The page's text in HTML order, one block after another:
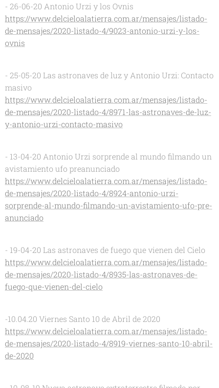
- 26-06-20 Antonio Urzi y los Ovnis
https://www.delcieloalatierra.com.ar/mensajes/listado-
de-mensajes/2020-listado-4/9023-antonio-urzi-y-los-
ovnis
- 25-05-20 Las astronaves de luz y Antonio Urzi: Contacto
masivo
https://www.delcieloalatierra.com.ar/mensajes/listado-
de-mensajes/2020-listado-4/8971-las-astronaves-de-luz-
y-antonio-urzi-contacto-masivo
- 13-04-20 Antonio Urzi sorprende al mundo filmando un
avistamiento ufo preanunciado
https://www.delcieloalatierra.com.ar/mensajes/listado-
de-mensajes/2020-listado-4/8924-antonio-urzi-
sorprende-al-mundo-filmando-un-avistamiento-ufo-pre-
anunciado
- 19-04-20 Las astronaves de fuego que vienen del Cielo
https://www.delcieloalatierra.com.ar/mensajes/listado-
de-mensajes/2020-listado-4/8935-las-astronaves-de-
fuego-que-vienen-del-cielo
-10.04.20 Viernes Santo 10 de Abril de 2020
https://www.delcieloalatierra.com.ar/mensajes/listado-
de-mensajes/2020-listado-4/8919-viernes-santo-10-abril-
de-2020